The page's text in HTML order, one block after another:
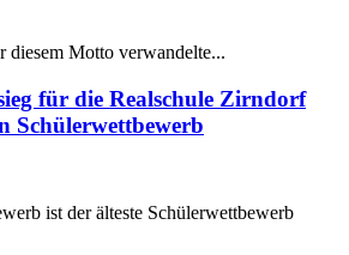
diesem Motto verwandelte...
für die Realschule Zirndorf
Schülerwettbewerb
ist der älteste Schülerwettbewerb